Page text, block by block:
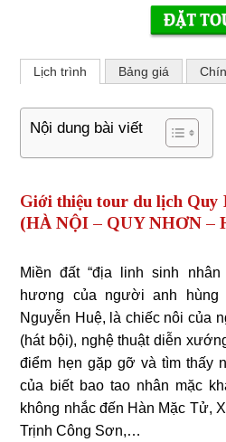
Lịch trình Bảng giá
Nội dung bài viết
Giới thiệu tour du lịch Quy
(HÀ NỘI – QUY NHƠN –
Miền đất “địa linh sinh
hương của người anh hùng
Nguyễn Huệ, là chiếc nôi của
(hát bội), nghệ thuật diễn
điểm hẹn gặp gỡ và tìm thấy
của biết bao tao nhân mặc
không nhắc đến Hàn Mặc Tử,
Trịnh Công Sơn,…